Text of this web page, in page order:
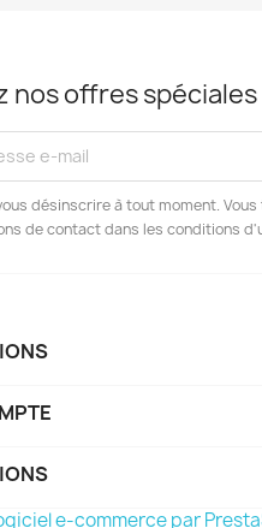
nos offres spéciales
désinscrire à tout moment.
de contact dans les conditions
e-commerce par